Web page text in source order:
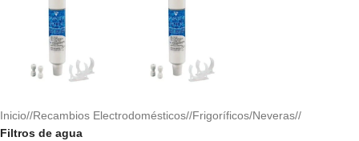
Inicio/ Recambios Electrodomésticos/ Frigoríficos/Neveras/
Filtros de agua